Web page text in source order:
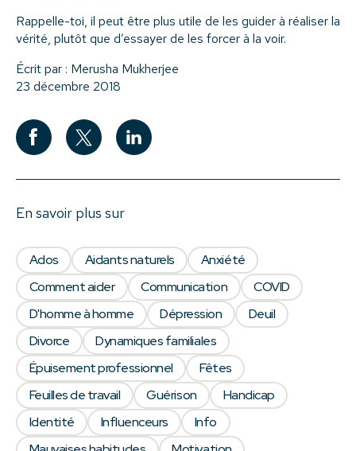
Rappelle-toi, il peut être plus utile de les guider à réaliser la
vérité, plutôt que d’essayer de les forcer à la voir.
Écrit par : Merusha Mukherjee
23 décembre 2018
En savoir plus sur
Ados Aidants naturels
Anxiété
Comment aider
Communication
COVID
D'homme à homme
Dépression
Deuil
Divorce
Dynamiques familiales
Épuisement professionnel
Fêtes
Feuilles de travail
Guérison
Handicap
Identité
Influenceurs
Info